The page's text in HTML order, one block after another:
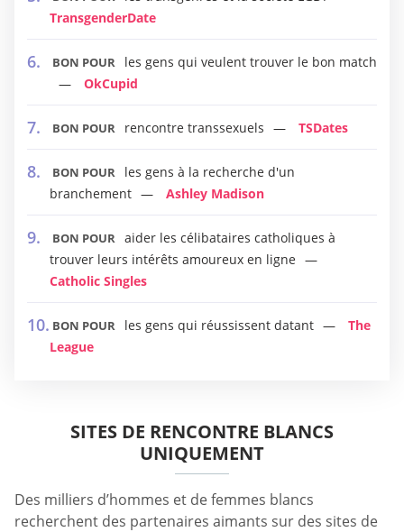
TransgenderDate
BON POUR
les gens qui veulent trouver le bon match
OkCupid
BON POUR rencontre transsexuels TSDates
BON POUR
les gens à la recherche d'un
branchement
Ashley Madison
BON POUR aider les célibataires catholiques à
trouver leurs intérêts amoureux en ligne
Catholic Singles
BON POUR les gens qui réussissent datant
The
League
SITES DE RENCONTRE BLANCS
UNIQUEMENT
Des milliers d’hommes et de femmes blancs
recherchent des partenaires aimants sur des sites de